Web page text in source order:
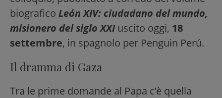
biografico León XIV: ciudadano del mundo,
misionero del siglo XXIuscito oggi, 18
settembre, in spagnolo per Penguin Perú.
Il dramma di Gaza
Tra le prime domande al Papa c’è quella